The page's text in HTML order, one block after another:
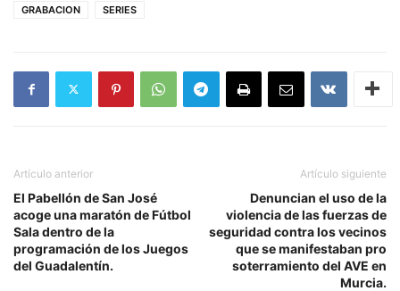
GRABACION
SERIES
Artículo anterior
El Pabellón de San José
acoge una maratón de Fútbol
Sala dentro de la
programación de los Juegos
del Guadalentín.
Artículo siguiente
Denuncian el uso de la
violencia de las fuerzas de
seguridad contra los vecinos
que se manifestaban pro
soterramiento del AVE en
Murcia.